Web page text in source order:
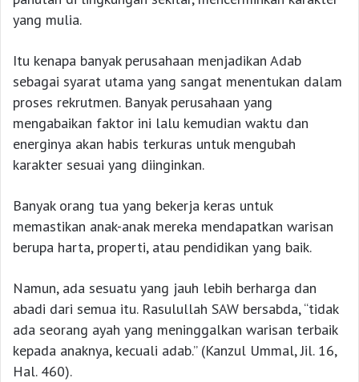
yang mulia.
Itu kenapa banyak perusahaan menjadikan Adab
sebagai syarat utama yang sangat menentukan dalam
proses rekrutmen. Banyak perusahaan yang
mengabaikan faktor ini lalu kemudian waktu dan
energinya akan habis terkuras untuk mengubah
karakter sesuai yang diinginkan.
Banyak orang tua yang bekerja keras untuk
memastikan anak-anak mereka mendapatkan warisan
berupa harta, properti, atau pendidikan yang baik.
Namun, ada sesuatu yang jauh lebih berharga dan
abadi dari semua itu. Rasulullah SAW bersabda, “tidak
ada seorang ayah yang meninggalkan warisan terbaik
kepada anaknya, kecuali adab.” (Kanzul Ummal, Jil. 16,
Hal. 460).